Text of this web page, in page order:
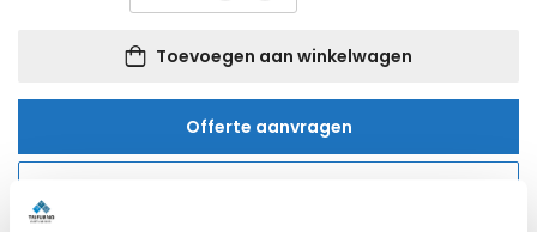
Toevoegen aan winkelwagen
Offerte aanvragen